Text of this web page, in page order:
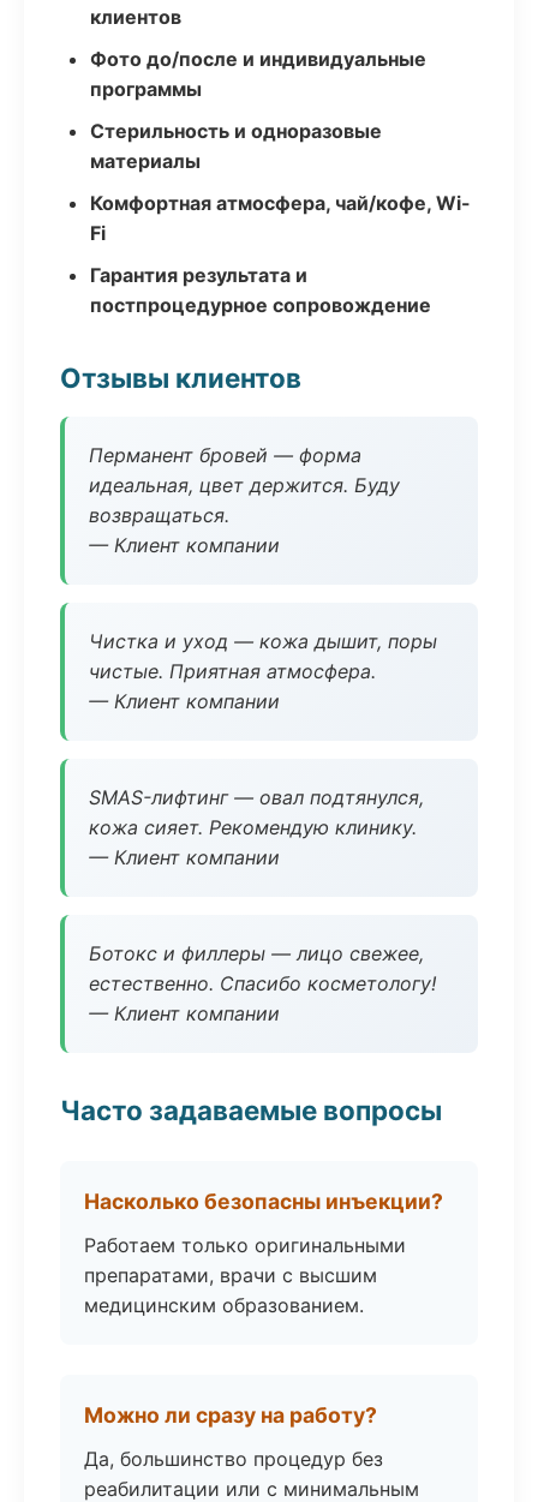
клиентов
Фото до/после и индивидуальные
программы
Стерильность и одноразовые
материалы
Комфортная атмосфера, чай/кофе, Wi-
Fi
Гарантия результата и
постпроцедурное сопровождение
Отзывы клиентов
Перманент бровей — форма
идеальная, цвет держится. Буду
возвращаться.
— Клиент компании
Чистка и уход — кожа дышит, поры
чистые. Приятная атмосфера.
— Клиент компании
SMAS-лифтинг — овал подтянулся,
кожа сияет. Рекомендую клинику.
— Клиент компании
Ботокс и филлеры — лицо свежее,
естественно. Спасибо косметологу!
— Клиент компании
Часто задаваемые вопросы
Насколько безопасны инъекции?
Работаем только оригинальными
препаратами, врачи с высшим
медицинским образованием.
Можно ли сразу на работу?
Да, большинство процедур без
реабилитации или с минимальным